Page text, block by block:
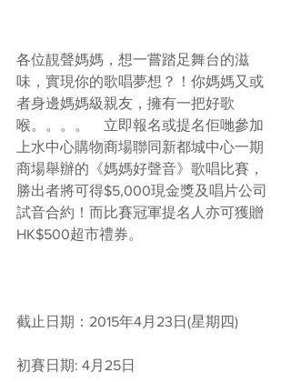
各位靚聲媽媽，想一嘗踏足舞台的滋
味，實現你的歌唱夢想？！你媽媽又或
者身邊媽媽級親友，擁有一把好歌
喉。。。。　立即報名或提名佢哋參加
上水中心購物商場聯同新都城中心一期
商場舉辦的《媽媽好聲音》歌唱比賽，
勝出者將可得$5,000現金獎及唱片公司
試音合約！而比賽冠軍提名人亦可獲贈
HK$500超市禮券。
截止日期：2015年4月23日(星期四)
初賽日期: 4月25日